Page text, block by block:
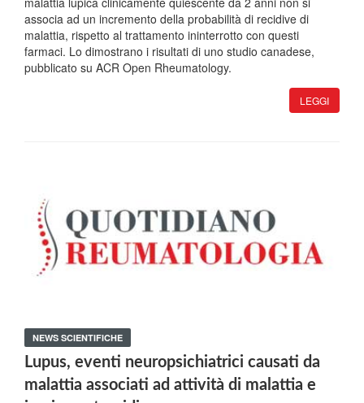
associa ad un incremento della probabilità di recidive di
malattia, rispetto al trattamento ininterrotto con questi
farmaci. Lo dimostrano i risultati di uno studio canadese,
pubblicato su ACR Open Rheumatology.
LEGGI
NEWS SCIENTIFICHE
Lupus, eventi neuropsichiatrici causati da
malattia associati ad attività di malattia e